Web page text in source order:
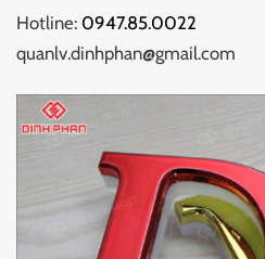
Hotline: 0947.85.0022
quanlv.dinhphan@gmail.com